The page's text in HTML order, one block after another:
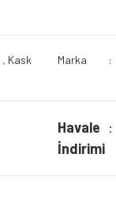
, Kask
Marka
Havale
İndirimi